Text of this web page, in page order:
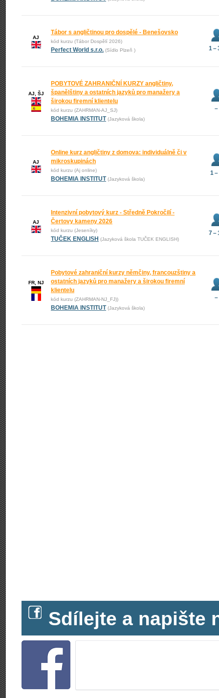
AJ
Tábor s angličtinou pro dospělé - Benešovsko
kód kurzu (Tábor Dospělí 2026)
Perfect World s.r.o. (Sídlo Plzeň ) 1 –
AJ, ŠJ
POBYTOVÉ ZAHRANIČNÍ KURZY angličtiny,
španělštiny a ostatních jazyků pro manažery a
širokou firemní klientelu
kód kurzu (ZAHRMAN-AJ_SJ)
BOHEMIA INSTITUT (Jazyková škola)
–
AJ
Online kurz angličtiny z domova: individuálně či v
mikroskupinách
kód kurzu (Aj online)
BOHEMIA INSTITUT (Jazyková škola)
1
AJ
Intenzivní pobytový kurz - Středně Pokročilí -
Čertovy kameny 2026
kód kurzu (Jeseníky)
TUČEK ENGLISH (Jazyková škola TUČEK ENGLISH)
7 –
FR, NJ
Pobytové zahraniční kurzy němčiny, francouzštiny a
ostatních jazyků pro manažery a širokou firemní
klientelu
kód kurzu (ZAHRMAN-NJ_FJ))
BOHEMIA INSTITUT (Jazyková škola)
–
Sdílejte a napište